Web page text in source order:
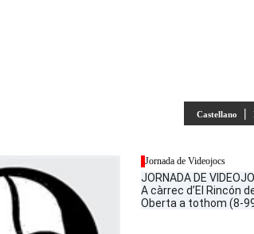
Castellano |
Jornada de Videojocs
JORNADA DE
A càrrec d’El Rincón
Oberta a tothom (8-